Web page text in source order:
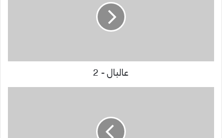
عالبال - 2